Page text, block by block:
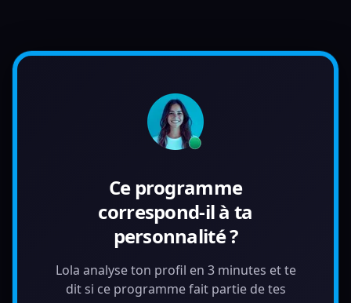
Ce programme
correspond-il à ta
personnalité ?
Lola analyse ton profil en 3 minutes et te
dit si ce programme fait partie de tes